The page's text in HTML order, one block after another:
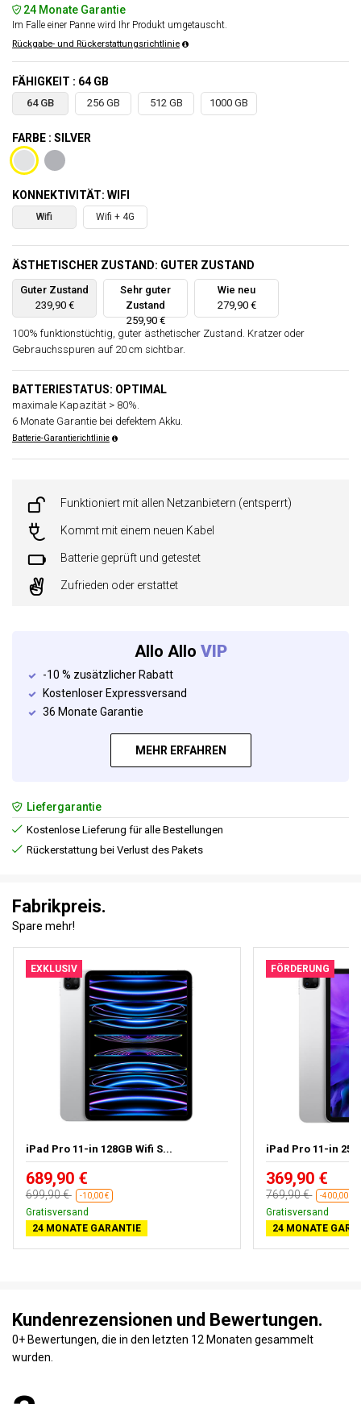
24 Monate Garantie
Im Falle einer Panne wird Ihr Produkt umgetauscht.
Rückgabe- und Rückerstattungsrichtlinie
FÄHIGKEIT : 64 GB
64 GB 256 GB 512 GB 1000 GB
FARBE : SILVER
KONNEKTIVITÄT: WIFI
Wifi Wifi + 4G
ÄSTHETISCHER ZUSTAND: GUTER ZUSTAND
Guter Zustand
239,90 €
Sehr guter
Zustand
259,90 €
Wie neu
279,90 €
100% funktionstüchtig, guter ästhetischer Zustand. Kratzer oder
Gebrauchsspuren auf 20 cm sichtbar.
BATTERIESTATUS: OPTIMAL
maximale Kapazität > 80%.
6 Monate Garantie bei defektem Akku.
Batterie-Garantierichtlinie
Funktioniert mit allen Netzanbietern (entsperrt)
Kommt mit einem neuen Kabel
Batterie geprüft und getestet
Zufrieden oder erstattet
Allo Allo VIP
-10 % zusätzlicher Rabatt
Kostenloser Expressversand
36 Monate Garantie
MEHR ERFAHREN
Liefergarantie
Kostenlose Lieferung für alle Bestellungen
Rückerstattung bei Verlust des Pakets
Fabrikpreis.
Spare mehr!
EXKLUSIV
iPad Pro 11-in 128GB Wifi S...
689,90 €
699,90 € -10,00 €
Gratisversand
24 MONATE GARANTIE
FÖRDERUNG
iPad Pro 11-in
369,90 €
769,90 € -400,00 €
Gratisversand
24 MONATE
Kundenrezensionen und Bewertungen.
0+ Bewertungen, die in den letzten 12 Monaten gesammelt
wurden.